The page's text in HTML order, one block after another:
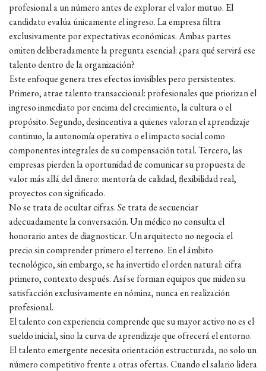
profesional a un número antes de explorar el valor mutuo. El
candidato evalúa únicamente el ingreso. La empresa filtra
exclusivamente por expectativas económicas. Ambas partes
omiten deliberadamente la pregunta esencial: ¿para qué servirá ese
talento dentro de la organización?
Este enfoque genera tres efectos invisibles pero persistentes.
Primero, atrae talento transaccional: profesionales que priorizan el
ingreso inmediato por encima del crecimiento, la cultura o el
propósito. Segundo, desincentiva a quienes valoran el aprendizaje
continuo, la autonomía operativa o el impacto social como
componentes integrales de su compensación total. Tercero, las
empresas pierden la oportunidad de comunicar su propuesta de
valor más allá del dinero: mentoría de calidad, flexibilidad real,
proyectos con significado.
No se trata de ocultar cifras. Se trata de secuenciar
adecuadamente la conversación. Un médico no consulta el
honorario antes de diagnosticar. Un arquitecto no negocia el
precio sin comprender primero el terreno. En el ámbito
tecnológico, sin embargo, se ha invertido el orden natural: cifra
primero, contexto después. Así se forman equipos que miden su
satisfacción exclusivamente en nómina, nunca en realización
profesional.
El talento con experiencia comprende que su mayor activo no es el
sueldo inicial, sino la curva de aprendizaje que ofrecerá el entorno.
El talento emergente necesita orientación estructurada, no solo un
número competitivo frente a otras ofertas. Cuando el salario lidera